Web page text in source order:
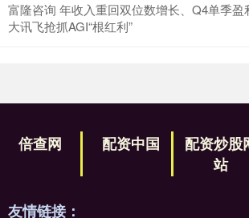
富隆咨询 年收入重回双位数增长、Q4单季
大讯飞抢抓AGI“根红利”
倍查网 配资中国
配资炒股
站
友情链接：